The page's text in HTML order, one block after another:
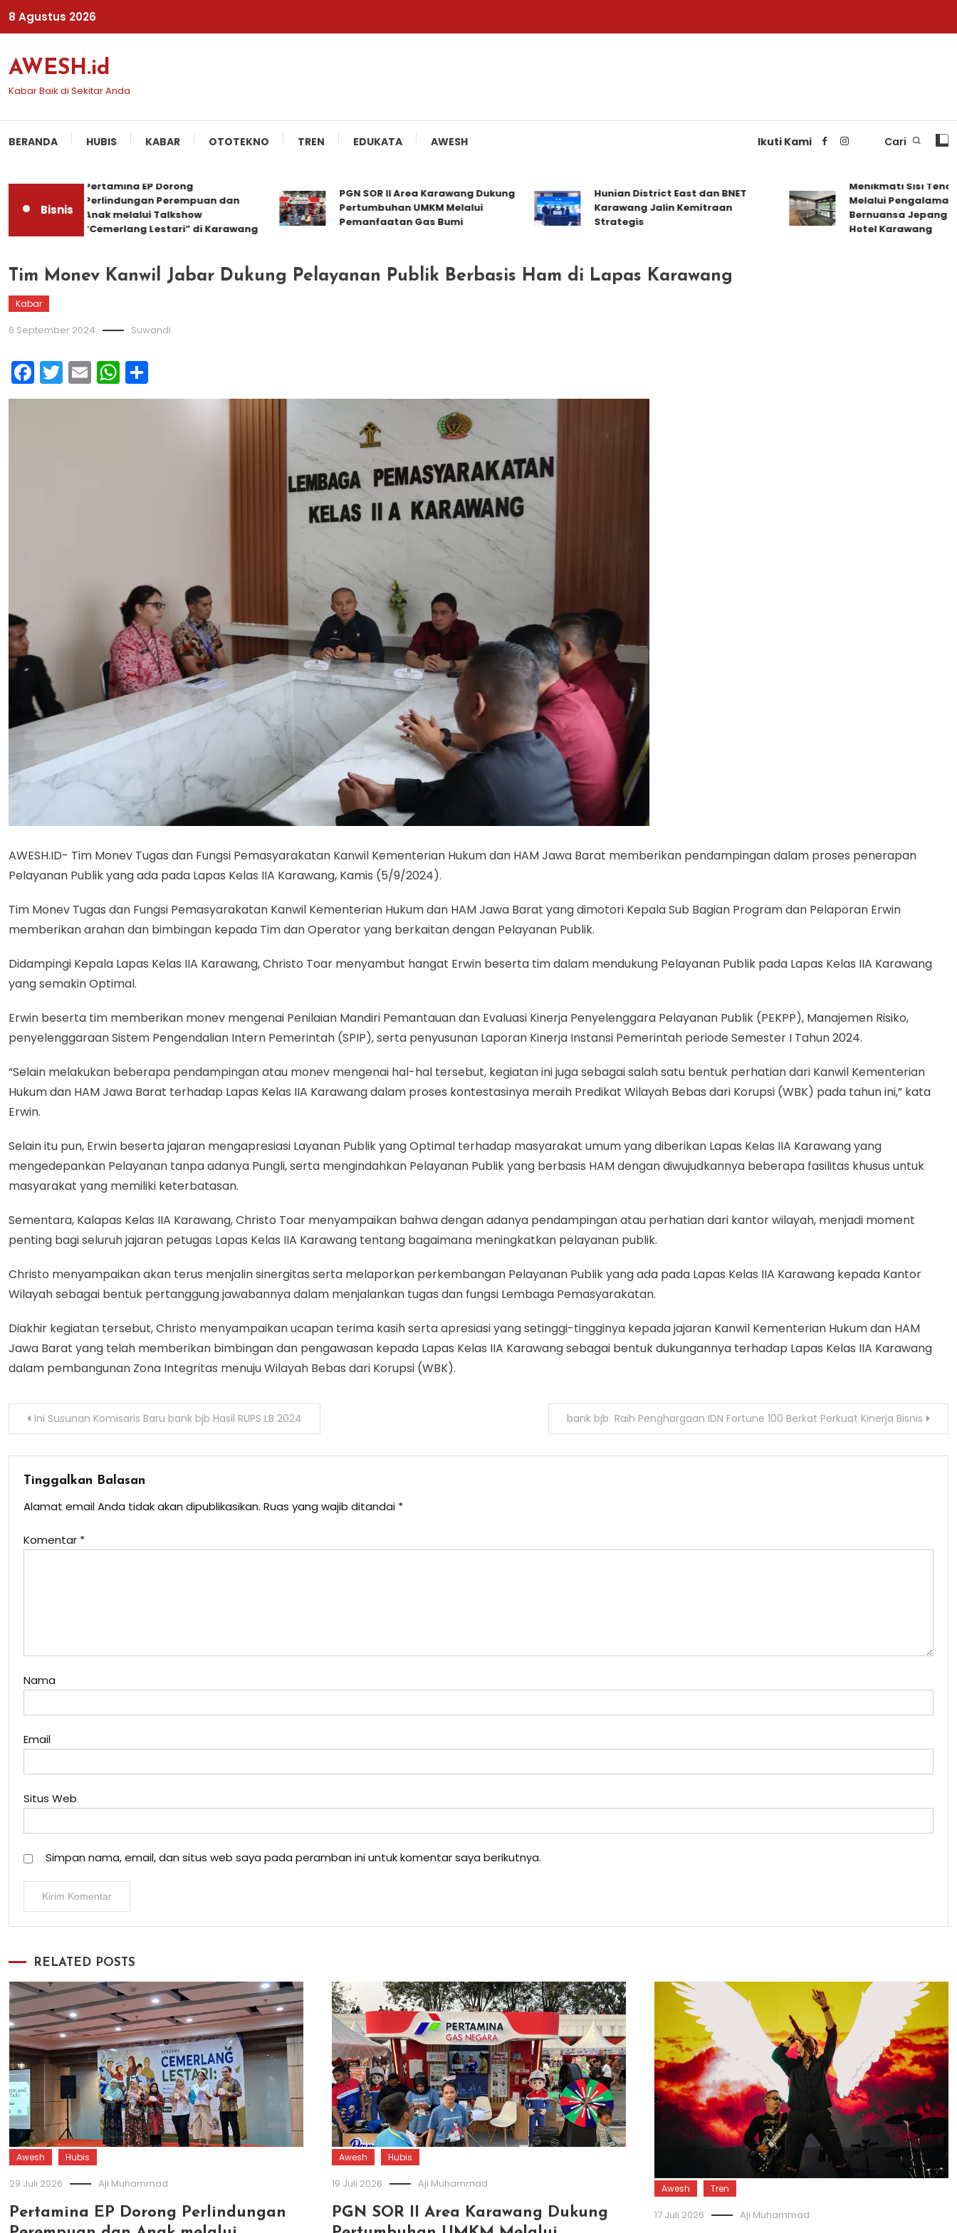
Skip
8 Agustus 2026
AWESH.id
Kabar Baik di Sekitar Anda
BERANDA HUBIS KABAR OTOTEKNO TREN EDUKATA AWESH Ikuti Kami Cari
Bisnis
Pertamina EP Dorong
Perlindungan Perempuan dan
Anak melalui Talkshow
“Cemerlang Lestari” di Karawang
PGN SOR II Area Karawang Dukung
Pertumbuhan UMKM Melalui
Pemanfaatan Gas Bumi
Hunian District East dan BNET
Karawang Jalin Kemitraan
Strategis
Menikmati Sisi Tenang
Melalui Pengalaman
Bernuansa Jepang di
Hotel Karawang
Tim Monev Kanwil Jabar Dukung Pelayanan Publik Berbasis Ham di Lapas Karawang
Kabar
6 September 2024 Suwandi
Facebook
Twitter
EmailWhatsApp
AWESH.ID- Tim Monev Tugas dan Fungsi Pemasyarakatan Kanwil Kementerian Hukum dan HAM Jawa Barat memberikan pendampingan dalam proses penerapan
Pelayanan Publik yang ada pada Lapas Kelas IIA Karawang, Kamis (5/9/2024).
Tim Monev Tugas dan Fungsi Pemasyarakatan Kanwil Kementerian Hukum dan HAM Jawa Barat yang dimotori Kepala Sub Bagian Program dan Pelaporan Erwin
memberikan arahan dan bimbingan kepada Tim dan Operator yang berkaitan dengan Pelayanan Publik.
Didampingi Kepala Lapas Kelas IIA Karawang, Christo Toar menyambut hangat Erwin beserta tim dalam mendukung Pelayanan Publik pada Lapas Kelas IIA Karawang
yang semakin Optimal.
Erwin beserta tim memberikan monev mengenai Penilaian Mandiri Pemantauan dan Evaluasi Kinerja Penyelenggara Pelayanan Publik (PEKPP), Manajemen Risiko,
penyelenggaraan Sistem Pengendalian Intern Pemerintah (SPIP), serta penyusunan Laporan Kinerja Instansi Pemerintah periode Semester I Tahun 2024.
“Selain melakukan beberapa pendampingan atau monev mengenai hal-hal tersebut, kegiatan ini juga sebagai salah satu bentuk perhatian dari Kanwil Kementerian
Hukum dan HAM Jawa Barat terhadap Lapas Kelas IIA Karawang dalam proses kontestasinya meraih Predikat Wilayah Bebas dari Korupsi (WBK) pada tahun ini,” kata
Erwin.
Selain itu pun, Erwin beserta jajaran mengapresiasi Layanan Publik yang Optimal terhadap masyarakat umum yang diberikan Lapas Kelas IIA Karawang yang
mengedepankan Pelayanan tanpa adanya Pungli, serta mengindahkan Pelayanan Publik yang berbasis HAM dengan diwujudkannya beberapa fasilitas khusus untuk
masyarakat yang memiliki keterbatasan.
Sementara, Kalapas Kelas IIA Karawang, Christo Toar menyampaikan bahwa dengan adanya pendampingan atau perhatian dari kantor wilayah, menjadi moment
penting bagi seluruh jajaran petugas Lapas Kelas IIA Karawang tentang bagaimana meningkatkan pelayanan publik.
Christo menyampaikan akan terus menjalin sinergitas serta melaporkan perkembangan Pelayanan Publik yang ada pada Lapas Kelas IIA Karawang kepada Kantor
Wilayah sebagai bentuk pertanggung jawabannya dalam menjalankan tugas dan fungsi Lembaga Pemasyarakatan.
Diakhir kegiatan tersebut, Christo menyampaikan ucapan terima kasih serta apresiasi yang setinggi-tingginya kepada jajaran Kanwil Kementerian Hukum dan HAM
Jawa Barat yang telah memberikan bimbingan dan pengawasan kepada Lapas Kelas IIA Karawang sebagai bentuk dukungannya terhadap Lapas Kelas IIA Karawang
dalam pembangunan Zona Integritas menuju Wilayah Bebas dari Korupsi (WBK).
Navigasi
Ini Susunan Komisaris Baru bank bjb Hasil RUPS LB 2024 bank bjb Raih Penghargaan IDN Fortune 100 Berkat Perkuat Kinerja Bisnis
Tinggalkan Balasan
Alamat email Anda tidak akan dipublikasikan. Ruas yang wajib ditandai *
Komentar *
Nama
Email
Situs Web
Simpan nama, email, dan situs web saya pada peramban ini untuk komentar saya berikutnya.
RELATED POSTS
Awesh Hubis
29 Juli 2026 Aji Muhammad
Pertamina EP Dorong Perlindungan
Awesh Hubis
19 Juli 2026 Aji Muhammad
PGN SOR II Area Karawang Dukung
Awesh Tren
17 Juli 2026 Aji Muhammad